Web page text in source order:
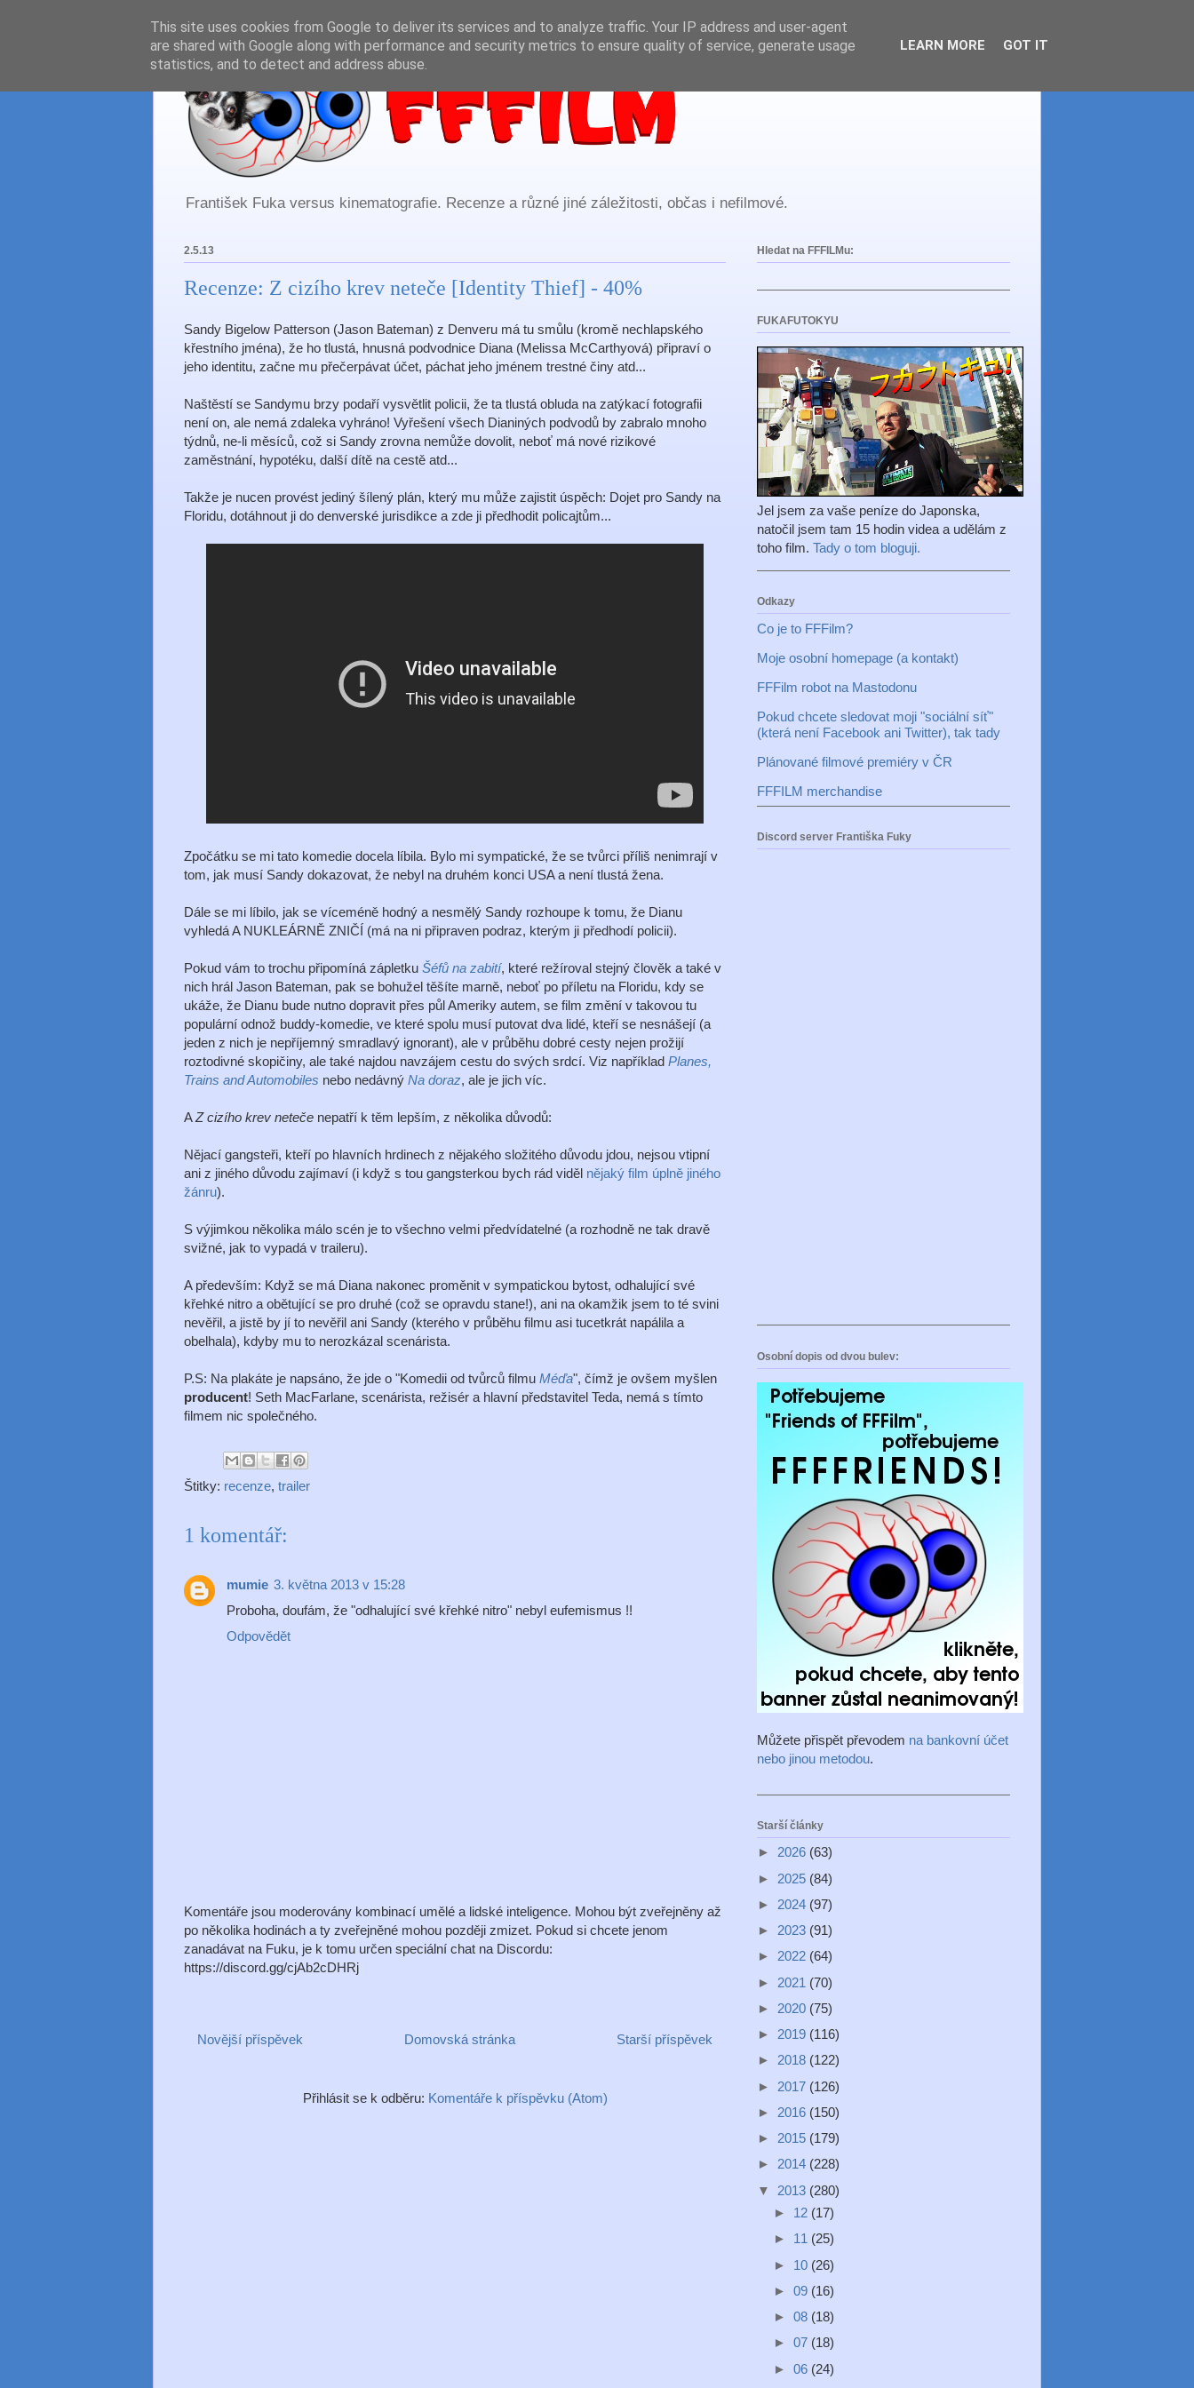
František Fuka versus kinematografie. Recenze a různé jiné záležitosti, občas i nefilmové.
2.5.13
Recenze: Z cizího krev neteče [Identity Thief] - 40%
Sandy Bigelow Patterson (Jason Bateman) z Denveru má tu smůlu (kromě nechlapského
křestního jména), že ho tlustá, hnusná podvodnice Diana (Melissa McCarthyová) připraví o
jeho identitu, začne mu přečerpávat účet, páchat jeho jménem trestné činy atd...
Naštěstí se Sandymu brzy podaří vysvětlit policii, že ta tlustá obluda na zatýkací fotografii
není on, ale nemá zdaleka vyhráno! Vyřešení všech Dianiných podvodů by zabralo mnoho
týdnů, ne-li měsíců, což si Sandy zrovna nemůže dovolit, neboť má nové rizikové
zaměstnání, hypotéku, další dítě na cestě atd...
Takže je nucen provést jediný šílený plán, který mu může zajistit úspěch: Dojet pro Sandy na
Floridu, dotáhnout ji do denverské jurisdikce a zde ji předhodit policajtům...
Zpočátku se mi tato komedie docela líbila. Bylo mi sympatické, že se tvůrci příliš nenimrají v
tom, jak musí Sandy dokazovat, že nebyl na druhém konci USA a není tlustá žena.
Dále se mi líbilo, jak se víceméně hodný a nesmělý Sandy rozhoupe k tomu, že Dianu
vyhledá A NUKLEÁRNĚ ZNIČÍ (má na ni připraven podraz, kterým ji předhodí policii).
Pokud vám to trochu připomíná zápletku Šéfů na zabití, které režíroval stejný člověk a také v
nich hrál Jason Bateman, pak se bohužel těšíte marně, neboť po příletu na Floridu, kdy se
ukáže, že Dianu bude nutno dopravit přes půl Ameriky autem, se film změní v takovou tu
populární odnož buddy-komedie, ve které spolu musí putovat dva lidé, kteří se nesnášejí (a
jeden z nich je nepříjemný smradlavý ignorant), ale v průběhu dobré cesty nejen prožijí
roztodivné skopičiny, ale také najdou navzájem cestu do svých srdcí. Viz například Planes,
Trains and Automobiles nebo nedávný Na doraz, ale je jich víc.
AZ cizího krev neteče nepatří k těm lepším, z několika důvodů:
Nějací gangsteři, kteří po hlavních hrdinech z nějakého složitého důvodu jdou, nejsou vtipní
ani z jiného důvodu zajímaví (i když s tou gangsterkou bych rád viděl nějaký film úplně jiného
žánru).
S výjimkou několika málo scén je to všechno velmi předvídatelné (a rozhodně ne tak dravě
svižné, jak to vypadá v traileru).
A především: Když se má Diana nakonec proměnit v sympatickou bytost, odhalující své
křehké nitro a obětující se pro druhé (což se opravdu stane!), ani na okamžik jsem to té svini
nevěřil, a jistě by jí to nevěřil ani Sandy (kterého v průběhu filmu asi tucetkrát napálila a
obelhala), kdyby mu to nerozkázal scenárista.
P.S: Na plakáte je napsáno, že jde o "Komedii od tvůrců filmu Méďa", čímž je ovšem myšlen
producent! Seth MacFarlane, scenárista, režisér a hlavní představitel Teda, nemá s tímto
filmem nic společného.
Štitky: recenze, trailer
1 komentář:
mumie 3. května 2013 v 15:28
Proboha, doufám, že "odhalující své křehké nitro" nebyl eufemismus !!
Odpovědět
Komentáře jsou moderovány kombinací umělé a lidské inteligence. Mohou být zveřejněny až
po několika hodinách a ty zveřejněné mohou později zmizet. Pokud si chcete jenom
zanadávat na Fuku, je k tomu určen speciální chat na Discordu:
https://discord.gg/cjAb2cDHRj
Novější příspěvek Starší příspěvek
Domovská stránka
Přihlásit se k odběru: Komentáře k příspěvku (Atom)
Hledat na FFFILMu:
FUKAFUTOKYU
Jel jsem za vaše peníze do Japonska,
natočil jsem tam 15 hodin videa a udělám z
toho film. Tady o tom bloguji.
Odkazy
Co je to FFFilm?
Moje osobní homepage (a kontakt)
FFFilm robot na Mastodonu
Pokud chcete sledovat moji "sociální síť"
(která není Facebook ani Twitter), tak tady
Plánované filmové premiéry v ČR
FFFILM merchandise
Discord server Františka Fuky
Osobní dopis od dvou bulev:
Můžete přispět převodem na bankovní účet
nebo jinou metodou.
Starší články
► 2026 (63)
► 2025 (84)
► 2024 (97)
► 2023 (91)
► 2022 (64)
► 2021 (70)
► 2020 (75)
► 2019 (116)
► 2018 (122)
► 2017 (126)
► 2016 (150)
► 2015 (179)
► 2014 (228)
▼ 2013 (280)
► 12 (17)
► 11 (25)
► 10 (26)
► 09 (16)
► 08 (18)
► 07 (18)
► 06 (24)
This site uses cookies from Google to deliver its services and to analyze traffic. Your IP address and user-agent
are shared with Google along with performance and security metrics to ensure quality of service, generate usage
statistics, and to detect and address abuse.
LEARN MORE GOT IT